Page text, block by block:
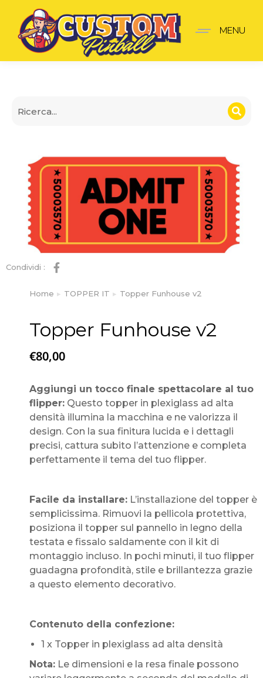
Topper Funhouse v2
MENU
Condividi :
Tu sei qui:
Home TOPPER IT Topper Funhouse v2
Topper Funhouse v2
€80,00
Aggiungi un tocco finale spettacolare al tuo
flipper: Questo topper in plexiglass ad alta
densità illumina la macchina e ne valorizza il
design. Con la sua finitura lucida e i dettagli
precisi, cattura subito l’attenzione e completa
perfettamente il tema del tuo flipper.
Facile da installare: L’installazione del topper è
semplicissima. Rimuovi la pellicola protettiva,
posiziona il topper sul pannello in legno della
testata e fissalo saldamente con il kit di
montaggio incluso. In pochi minuti, il tuo flipper
guadagna profondità, stile e brillantezza grazie
a questo elemento decorativo.
Contenuto della confezione:
1 x Topper in plexiglass ad alta densità
Nota: Le dimensioni e la resa finale possono